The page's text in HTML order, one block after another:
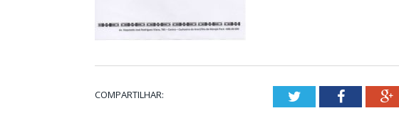
COMPARTILHAR: TwitterFacebook